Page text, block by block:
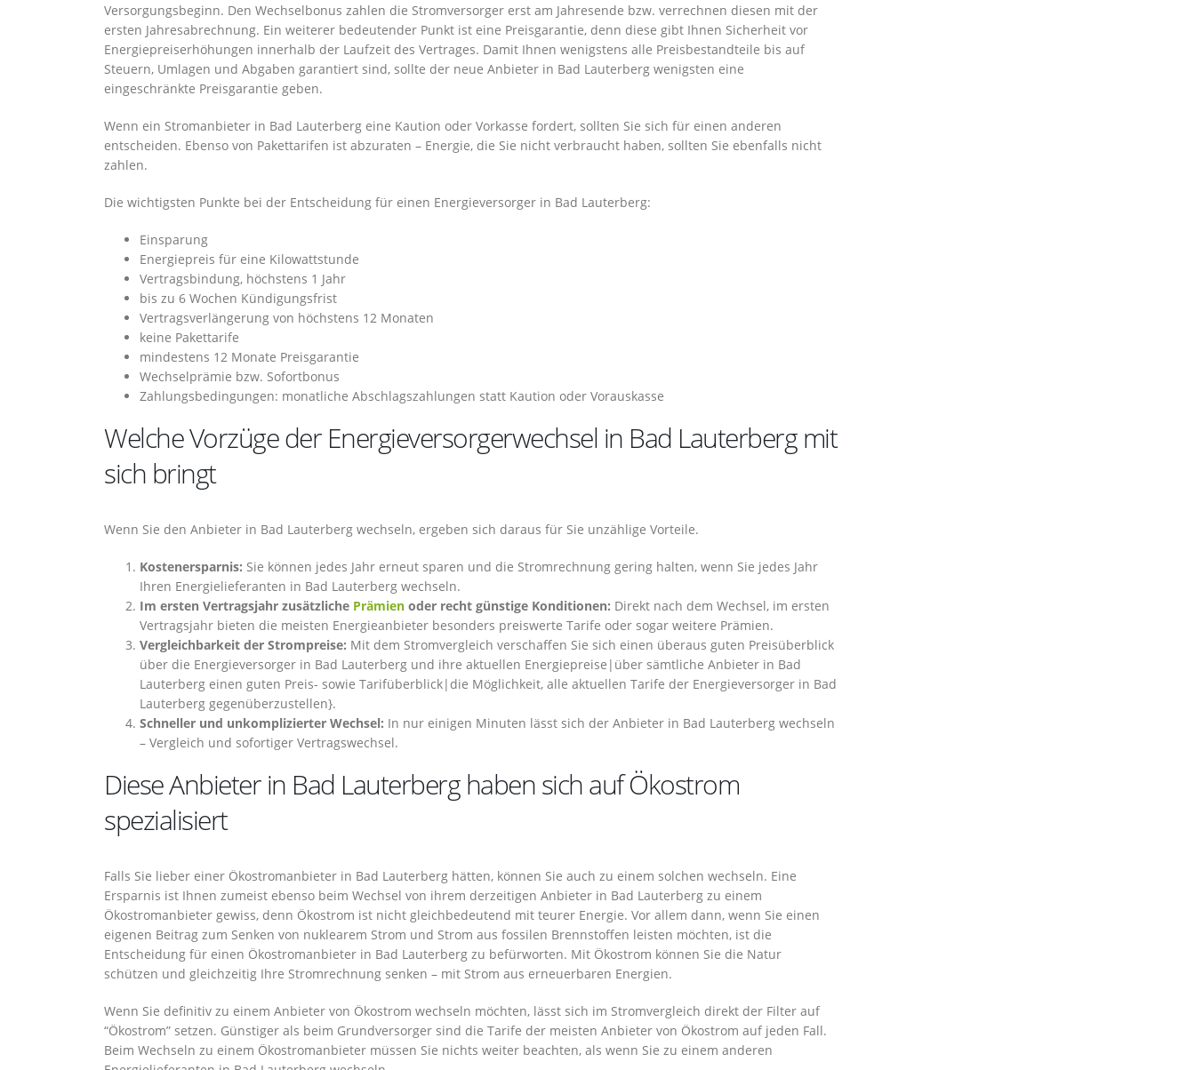
Versorgungsbeginn. Den Wechselbonus zahlen die Stromversorger erst am Jahresende bzw. verrechnen diesen mit der
ersten Jahresabrechnung. Ein weiterer bedeutender Punkt ist eine Preisgarantie, denn diese gibt Ihnen Sicherheit vor
Energiepreiserhöhungen innerhalb der Laufzeit des Vertrages. Damit Ihnen wenigstens alle Preisbestandteile bis auf
Steuern, Umlagen und Abgaben garantiert sind, sollte der neue Anbieter in Bad Lauterberg wenigsten eine
eingeschränkte Preisgarantie geben.
Wenn ein Stromanbieter in Bad Lauterberg eine Kaution oder Vorkasse fordert, sollten Sie sich für einen anderen
entscheiden. Ebenso von Pakettarifen ist abzuraten – Energie, die Sie nicht verbraucht haben, sollten Sie ebenfalls nicht
zahlen.
Die wichtigsten Punkte bei der Entscheidung für einen Energieversorger in Bad Lauterberg:
Einsparung
Energiepreis für eine Kilowattstunde
Vertragsbindung, höchstens 1 Jahr
bis zu 6 Wochen Kündigungsfrist
Vertragsverlängerung von höchstens 12 Monaten
keine Pakettarife
mindestens 12 Monate Preisgarantie
Wechselprämie bzw. Sofortbonus
Zahlungsbedingungen: monatliche Abschlagszahlungen statt Kaution oder Vorauskasse
Welche Vorzüge der Energieversorgerwechsel in Bad Lauterberg mit
sich bringt
Wenn Sie den Anbieter in Bad Lauterberg wechseln, ergeben sich daraus für Sie unzählige Vorteile.
Kostenersparnis: Sie können jedes Jahr erneut sparen und die Stromrechnung gering halten, wenn Sie jedes Jahr
Ihren Energielieferanten in Bad Lauterberg wechseln.
Im ersten Vertragsjahr zusätzliche Prämien oder recht günstige Konditionen: Direkt nach dem Wechsel, im ersten
Vertragsjahr bieten die meisten Energieanbieter besonders preiswerte Tarife oder sogar weitere Prämien.
Vergleichbarkeit der Strompreise: Mit dem Stromvergleich verschaffen Sie sich einen überaus guten Preisüberblick
über die Energieversorger in Bad Lauterberg und ihre aktuellen Energiepreise|über sämtliche Anbieter in Bad
Lauterberg einen guten Preis- sowie Tarifüberblick|die Möglichkeit, alle aktuellen Tarife der Energieversorger in Bad
Lauterberg gegenüberzustellen}.
Schneller und unkomplizierter Wechsel: In nur einigen Minuten lässt sich der Anbieter in Bad Lauterberg wechseln
– Vergleich und sofortiger Vertragswechsel.
Diese Anbieter in Bad Lauterberg haben sich auf Ökostrom
spezialisiert
Falls Sie lieber einer Ökostromanbieter in Bad Lauterberg hätten, können Sie auch zu einem solchen wechseln. Eine
Ersparnis ist Ihnen zumeist ebenso beim Wechsel von ihrem derzeitigen Anbieter in Bad Lauterberg zu einem
Ökostromanbieter gewiss, denn Ökostrom ist nicht gleichbedeutend mit teurer Energie. Vor allem dann, wenn Sie einen
eigenen Beitrag zum Senken von nuklearem Strom und Strom aus fossilen Brennstoffen leisten möchten, ist die
Entscheidung für einen Ökostromanbieter in Bad Lauterberg zu befürworten. Mit Ökostrom können Sie die Natur
schützen und gleichzeitig Ihre Stromrechnung senken – mit Strom aus erneuerbaren Energien.
Wenn Sie definitiv zu einem Anbieter von Ökostrom wechseln möchten, lässt sich im Stromvergleich direkt der Filter auf
“Ökostrom” setzen. Günstiger als beim Grundversorger sind die Tarife der meisten Anbieter von Ökostrom auf jeden Fall.
Beim Wechseln zu einem Ökostromanbieter müssen Sie nichts weiter beachten, als wenn Sie zu einem anderen